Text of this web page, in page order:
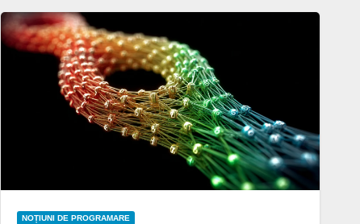
NOȚIUNI DE PROGRAMARE